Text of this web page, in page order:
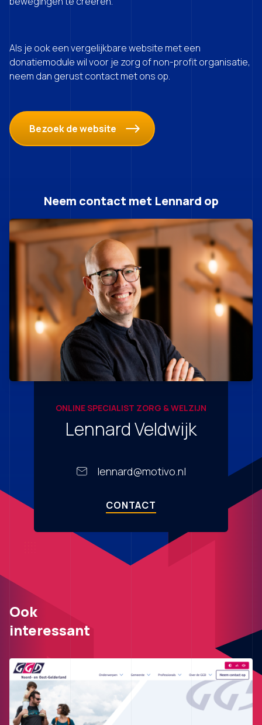
Als je ook een vergelijkbare website met een
donatiemodule wil voor je zorg of non-profit organisatie,
neem dan gerust contact met ons op.
Bezoek de website
Neem contact met Lennard op
ONLINE SPECIALIST ZORG & WELZIJN
Lennard Veldwijk
lennard@motivo.nl
CONTACT
Ook
interessant